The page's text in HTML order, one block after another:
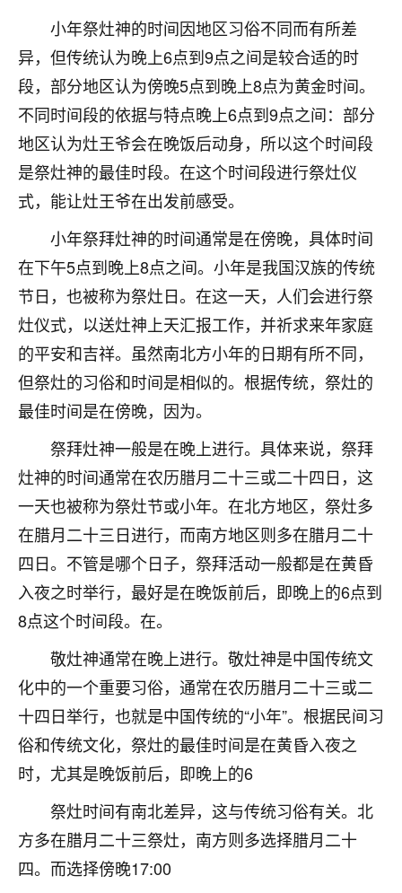
小年祭灶神的时间因地区习俗不同而有所差
异，但传统认为晚上6点到9点之间是较合适的时
段，部分地区认为傍晚5点到晚上8点为黄金时间。
不同时间段的依据与特点晚上6点到9点之间：部分
地区认为灶王爷会在晚饭后动身，所以这个时间段
是祭灶神的最佳时段。在这个时间段进行祭灶仪
式，能让灶王爷在出发前感受。
小年祭拜灶神的时间通常是在傍晚，具体时间
在下午5点到晚上8点之间。小年是我国汉族的传统
节日，也被称为祭灶日。在这一天，人们会进行祭
灶仪式，以送灶神上天汇报工作，并祈求来年家庭
的平安和吉祥。虽然南北方小年的日期有所不同，
但祭灶的习俗和时间是相似的。根据传统，祭灶的
最佳时间是在傍晚，因为。
祭拜灶神一般是在晚上进行。具体来说，祭拜
灶神的时间通常在农历腊月二十三或二十四日，这
一天也被称为祭灶节或小年。在北方地区，祭灶多
在腊月二十三日进行，而南方地区则多在腊月二十
四日。不管是哪个日子，祭拜活动一般都是在黄昏
入夜之时举行，最好是在晚饭前后，即晚上的6点到
8点这个时间段。在。
敬灶神通常在晚上进行。敬灶神是中国传统文
化中的一个重要习俗，通常在农历腊月二十三或二
十四日举行，也就是中国传统的“小年”。根据民间习
俗和传统文化，祭灶的最佳时间是在黄昏入夜之
时，尤其是晚饭前后，即晚上的6
祭灶时间有南北差异，这与传统习俗有关。北
方多在腊月二十三祭灶，南方则多选择腊月二十
四。而选择傍晚17:00
3小时前 来自河北 16
付深
我是公司人事调整，有升迁机会，但同时竞争的我们
三个，找老师的时候是抱着侥幸心理，没想到老师看
着我晋升有望，我半信半疑的按照老师建议，做了化
太岁还有一个发钱粮，本来年前的人事调整，拖到年
后，我以为都没戏了，结果开年一上班，开会提拔升
职第一个就是我，职务无所谓，主要是底薪加了
3000，非常开心，无论如何，感恩感谢！🙏🏻
鹿森：恭喜升职加薪！！，请客吗？�
12小时前 来自北京
心心相印
我身体不太好，总是病病殃殃的，去检查又没什么大
问题，反正就是不舒服。中医西医看遍了，找不到问
题，后来无意中看到有人推荐慧来老师，跟老师聊过
之后，心情豁然开朗，也听老师建议，处理了一些因
果问题。今年以来，身体比以前好多，主要是心情好
了，老师说境随心转，现在深有体会了。
鹿森 ：是的，其实跟老师聊过之后，最大的感
触，首先就是心态会变好，万般皆是命，半点
不由人！
1天前 来自四川 9
金白水清
我也想找老师看看，有没有人给个联系方式的啊？
鹿森：慧来老师微信：gjsy0624
1天前 来自江西 12
青春168
我也想要，我也想要！
2天前 来自山西 15